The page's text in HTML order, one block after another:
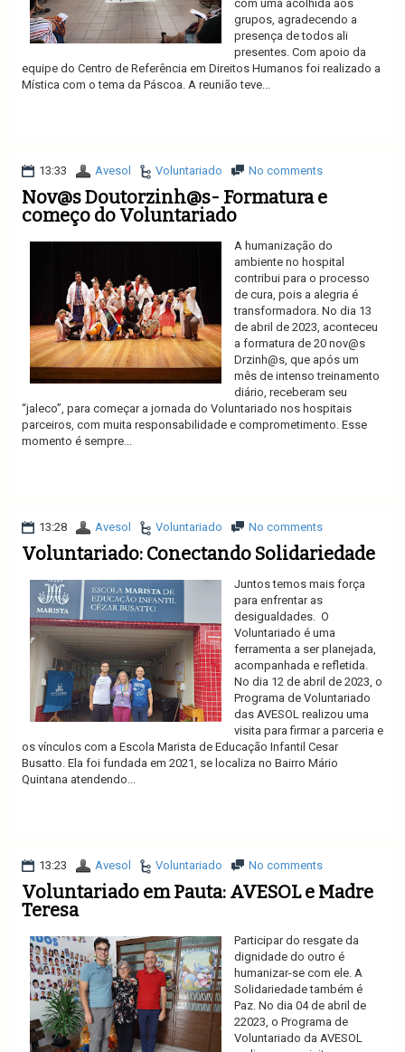
com uma acolhida aos
grupos, agradecendo a
presença de todos ali
presentes. Com apoio da
equipe do Centro de Referência em Direitos Humanos foi realizado a
Mística com o tema da Páscoa. A reunião teve...
13:33 Avesol Voluntariado No comments
Nov@s Doutorzinh@s- Formatura e
começo do Voluntariado
A humanização do
ambiente no hospital
contribui para o processo
de cura, pois a alegria é
transformadora. No dia 13
de abril de 2023, aconteceu
a formatura de 20 nov@s
Drzinh@s, que após um
mês de intenso treinamento
diário, receberam seu
“jaleco”, para começar a jornada do Voluntariado nos hospitais
parceiros, com muita responsabilidade e comprometimento. Esse
momento é sempre...
13:28 Avesol Voluntariado No comments
Voluntariado: Conectando Solidariedade
Juntos temos mais força
para enfrentar as
desigualdades. O
Voluntariado é uma
ferramenta a ser planejada,
acompanhada e refletida.
No dia 12 de abril de 2023, o
Programa de Voluntariado
das AVESOL realizou uma
visita para firmar a parceria e
os vínculos com a Escola Marista de Educação Infantil Cesar
Busatto. Ela foi fundada em 2021, se localiza no Bairro Mário
Quintana atendendo...
13:23 Avesol Voluntariado No comments
Voluntariado em Pauta: AVESOL e Madre
Teresa
Participar do resgate da
dignidade do outro é
humanizar-se com ele. A
Solidariedade também é
Paz. No dia 04 de abril de
22023, o Programa de
Voluntariado da AVESOL